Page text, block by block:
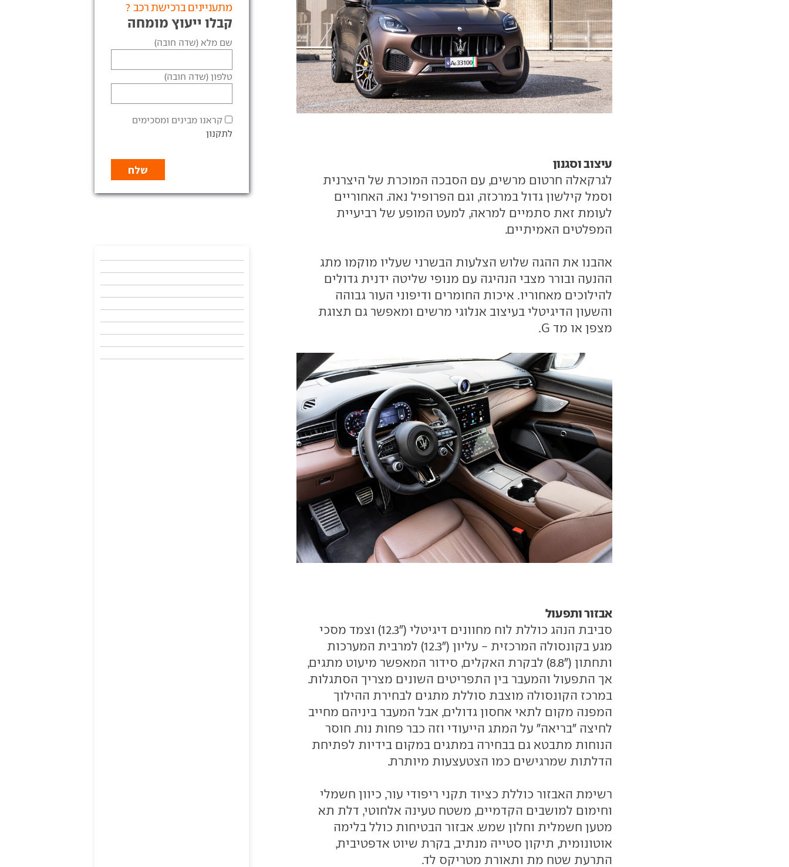
עיצוב וסגנון
לגרקאלה חרטום מרשים, עם הסבכה המוכרת של היצרנית
וסמל קילשון גדול במרכזה, וגם הפרופיל נאה. האחוריים
לעומת זאת סתמיים למראה, למעט המופע של רביעיית
המפלטים האמיתיים.
אהבנו את ההגה שלוש הצלעות הבשרני שעליו מוקמו מתג
ההנעה ובורר מצבי הנהיגה עם מנופי שליטה ידנית גדולים
להילוכים מאחוריו. איכות החומרים ודיפוני העור גבוהה
והשעון הדיגיטלי בעיצוב אנלוגי מרשים ומאפשר גם תצוגת
מצפן או מד G.
אבזור ותפעול
סביבת הנהג כוללת לוח מחוונים דיגיטלי ("12.3) וצמד מסכי
מגע בקונסולה המרכזית - עליון ("12.3) למרבית המערכות
ותחתון ("8.8) לבקרת האקלים, סידור המאפשר מיעוט מתגים,
אך התפעול והמעבר בין התפריטים השונים מצריך הסתגלות.
במרכז הקונסולה מוצבת סוללת מתגים לבחירת ההילוך
המפנה מקום לתאי אחסון גדולים, אבל המעבר ביניהם מחייב
לחיצה "בריאה" על המתג הייעודי וזה כבר פחות נוח. חוסר
הנוחות מתבטא גם בבחירה במתגים במקום בידיות לפתיחת
הדלתות שמרגישים כמו הצטעצעות מיותרת.
רשימת האבזור כוללת כציוד תקני ריפודי עור, כיוון חשמלי
וחימום למושבים הקדמיים, משטח טעינה אלחוטי, דלת תא
מטען חשמלית וחלון שמש. אבזור הבטיחות כולל בלימה
אוטונומית, תיקון סטייה מנתיב, בקרת שיוט אדפטיבית,
התרעת שטח מת ותאורת מטריקס לד.
מתעניינים ברכישת רכב ?
קבלו ייעוץ מומחה
שם מלא (שדה חובה)
טלפון (שדה חובה)
קראנו מבינים ומסכימים
לתקנון